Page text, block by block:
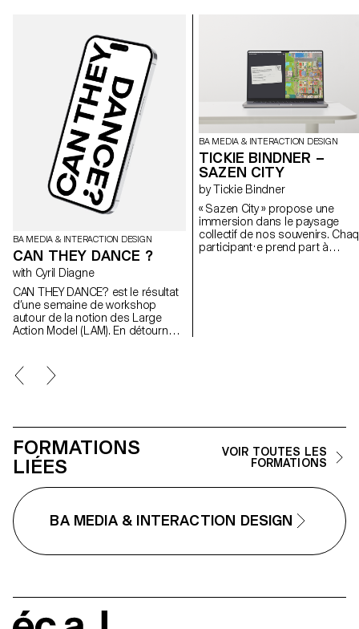
BA MEDIA & INTERACTION DESIGN
CAN THEY DANCE ?
with Cyril Diagne
CAN THEY DANCE? est le résultat
d’une semaine de workshop
autour de la notion des Large
Action Model (LAM). En détournant
capacités de raisonnement des
modèles d'intelligence artificielle
BA MEDIA & INTERACTION DESIGN
TICKIE BINDNER –
SAZEN CITY
by Tickie Bindner
« Sazen City » propose une
immersion dans le paysage
collectif de nos souvenirs.
participant·e prend part à
Calvino, « Sazen City » s’appuie
cocréer un territoire collectif. Au
fur et à mesure de sa
interroge l’individualité de nos
souvenirs et le rôle de
artificiel dans nos
numériques.
FORMATIONS
LIÉES
VOIR TOUTES LES
FORMATIONS
BA MEDIA & INTERACTION DESIGN